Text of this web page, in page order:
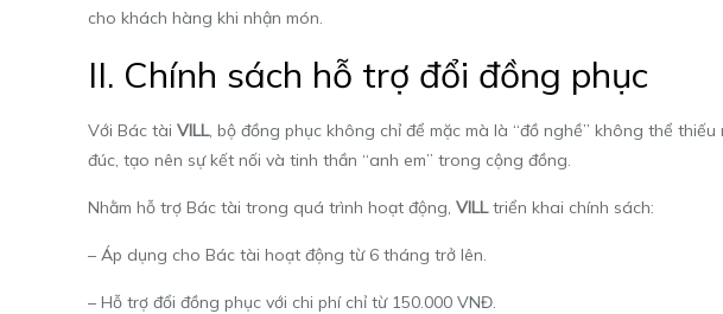
cho khách hàng khi nhận món.
II. Chính sách hỗ trợ đổi đồng phục
Với Bác tàiVILL, bộ đồng phục không chỉ để mặc mà là “đồ nghề” không thể
đúc, tạo nên sự kết nối và tinh thần “anh em” trong cộng đồng.
Nhằm hỗ trợ Bác tài trong quá trình hoạt động,VILLtriển khai chính sách:
– Áp dụng cho Bác tài hoạt động từ 6 tháng trở lên.
– Hỗ trợ đổi đồng phục với chi phí chỉ từ 150.000 VNĐ.